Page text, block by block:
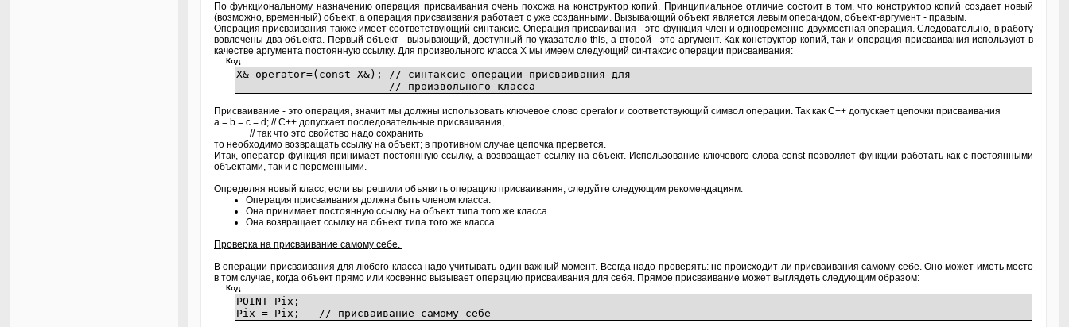
По функциональному назначению операция присваивания очень похожа на конструктор копий. Принципиальное отличие состоит в том, что конструктор копий создает новый
(возможно, временный) объект, а операция присваивания работает с уже созданными. Вызывающий объект является левым операндом, объект-аргумент - правым.
Операция присваивания также имеет соответствующий синтаксис. Операция присваивания - это функция-член и одновременно двухместная операция. Следовательно, в работу
вовлечены два объекта. Первый объект - вызывающий, доступный по указателю this, а второй - это аргумент. Как конструктор копий, так и операция присваивания используют в
качестве аргумента постоянную ссылку. Для произвольного класса X мы имеем следующий синтаксис операции присваивания:
Код:
X& operator=(const X&); // синтаксис операции присваивания для
// произвольного класса
Присваивание - это операция, значит мы должны использовать ключевое слово operator и соответствующий символ операции. Так как C++ допускает цепочки присваивания
а = b = с = d; // C++ допускает последовательные присваивания,
// так что это свойство надо сохранить
то необходимо возвращать ссылку на объект; в противном случае цепочка прервется.
Итак, оператор-функция принимает постоянную ссылку, а возвращает ссылку на объект. Использование ключевого слова const позволяет функции работать как с постоянными
объектами, так и с переменными.
Определяя новый класс, если вы решили объявить операцию присваивания, следуйте следующим рекомендациям:
Операция присваивания должна быть членом класса.
Она принимает постоянную ссылку на объект типа того же класса.
Она возвращает ссылку на объект типа того же класса.
Проверка на присваивание самому себе.
В операции присваивания для любого класса надо учитывать один важный момент. Всегда надо проверять: не происходит ли присваивания самому себе. Оно может иметь место
в том случае, когда объект прямо или косвенно вызывает операцию присваивания для себя. Прямое присваивание может выглядеть следующим образом:
Код:
POINT Pix;
Pix = Pix; // присваивание самому себе